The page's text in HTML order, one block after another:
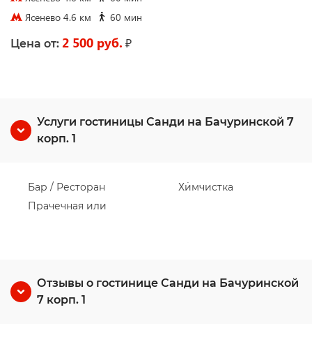
Ясенево 4.6 км
60 мин
Цена от: 2 500 руб. ₽
Услуги гостиницы Санди на Бачуринской 7
корп. 1
Бар / Ресторан
Прачечная или
Химчистка
Отзывы о гостинице Санди на Бачуринской
7 корп. 1